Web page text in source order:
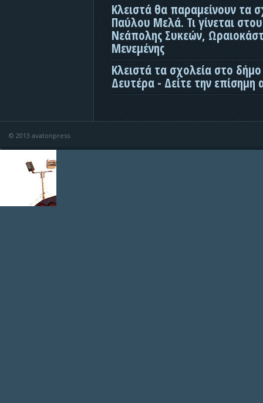
Κλειστά θα παραμείνουν τα
Παύλου Μελά. Τι γίνεται
Νεάπολης Συκεών,
Μενεμένης
Κλειστά τα σχολεία στο
Δευτέρα - Δείτε την επίσημη
© 2013 avatonpress.